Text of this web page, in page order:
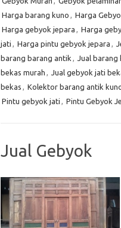
Harga barang kuno , Harga
Harga gebyok jepara , Harga
jati , Harga pintu gebyok jepara ,
barang barang antik , Jual barang
bekas murah , Jual gebyok jati
bekas , Kolektor barang antik
Pintu gebyok jati , Pintu Gebyok
Jual Gebyok